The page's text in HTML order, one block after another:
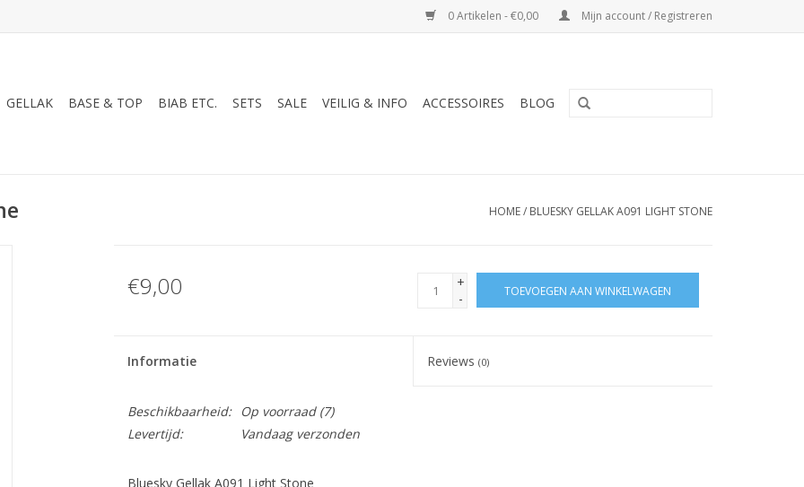
0 Artikelen - €0,00 Mijn account / Registreren
GELLAK BASE & TOP BIAB ETC. SETS SALE VEILIG & INFO ACCESSOIRES BLOG
HOME/ BLUESKY GELLAK A091 LIGHT STONE
€9,00
+
-
TOEVOEGEN AAN WINKELWAGEN
Informatie Reviews(0)
Beschikbaarheid: Op voorraad(7)
Levertijd:
Vandaag verzonden
Bluesky Gellak A091 Light Stone